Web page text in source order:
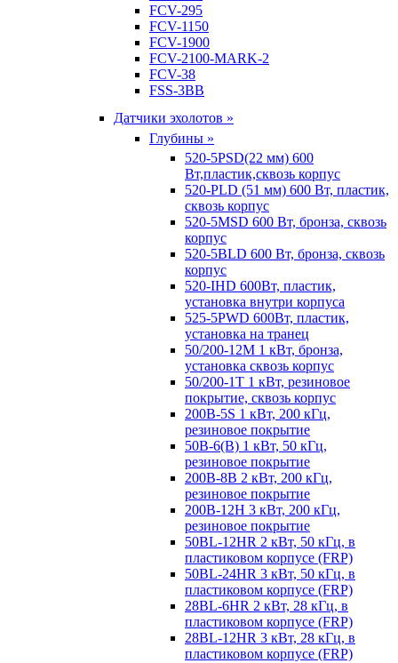
FCV-295
FCV-1150
FCV-1900
FCV-2100-MARK-2
FCV-38
FSS-3BB
Датчики эхолотов »
Глубины »
520-5PSD(22 мм) 600
Вт,пластик,сквозь корпус
520-PLD (51 мм) 600 Вт, пластик,
сквозь корпус
520-5MSD 600 Вт, бронза, сквозь
корпус
520-5BLD 600 Вт, бронза, сквозь
корпус
520-IHD 600Вт, пластик,
установка внутри корпуса
525-5PWD 600Вт, пластик,
установка на транец
50/200-12M 1 кВт, бронза,
установка сквозь корпус
50/200-1T 1 кВт, резиновое
покрытие, сквозь корпус
200B-5S 1 кВт, 200 кГц,
резиновое покрытие
50B-6(B) 1 кВт, 50 кГц,
резиновое покрытие
200B-8B 2 кВт, 200 кГц,
резиновое покрытие
200B-12H 3 кВт, 200 кГц,
резиновое покрытие
50BL-12HR 2 кВт, 50 кГц, в
пластиковом корпусе (FRP)
50BL-24HR 3 кВт, 50 кГц, в
пластиковом корпусе (FRP)
28BL-6HR 2 кВт, 28 кГц, в
пластиковом корпусе (FRP)
28BL-12HR 3 кВт, 28 кГц, в
пластиковом корпусе (FRP)